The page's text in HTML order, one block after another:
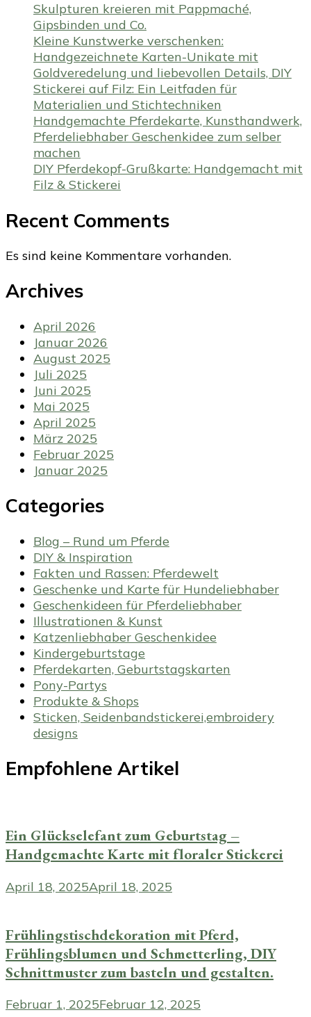
Skulpturen kreieren mit Pappmaché,
Gipsbinden und Co.
Kleine Kunstwerke verschenken:
Handgezeichnete Karten-Unikate mit
Goldveredelung und liebevollen Details, DIY
Stickerei auf Filz: Ein Leitfaden für
Materialien und Stichtechniken
Handgemachte Pferdekarte, Kunsthandwerk,
Pferdeliebhaber Geschenkidee zum selber
machen
DIY Pferdekopf-Grußkarte: Handgemacht mit
Filz & Stickerei
Recent Comments
Es sind keine Kommentare vorhanden.
Archives
April 2026
Januar 2026
August 2025
Juli 2025
Juni 2025
Mai 2025
April 2025
März 2025
Februar 2025
Januar 2025
Categories
Blog – Rund um Pferde
DIY & Inspiration
Fakten und Rassen: Pferdewelt
Geschenke und Karte für Hundeliebhaber
Geschenkideen für Pferdeliebhaber
Illustrationen & Kunst
Katzenliebhaber Geschenkidee
Kindergeburtstage
Pferdekarten, Geburtstagskarten
Pony-Partys
Produkte & Shops
Sticken, Seidenbandstickerei,embroidery
designs
Empfohlene Artikel
Ein Glückselefant zum Geburtstag –
Handgemachte Karte mit floraler Stickerei
April 18, 2025April 18, 2025
Frühlingstischdekoration mit Pferd,
Frühlingsblumen und Schmetterling, DIY
Schnittmuster zum basteln und gestalten.
Februar 1, 2025Februar 12, 2025